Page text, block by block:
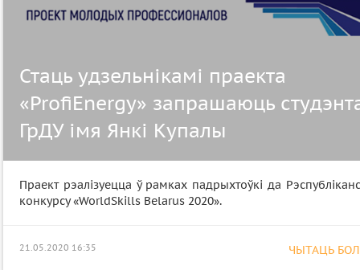
Стаць удзельнікамі праекта
«ProfiEnergy» запрашаюць
ГрДУ імя Янкі Купалы
Праект рэалізуецца ў рамках падрыхтоўкі да
конкурсу «WorldSkills Belarus 2020».
ЧЫТАЦЬ
21.05.2020 16:35